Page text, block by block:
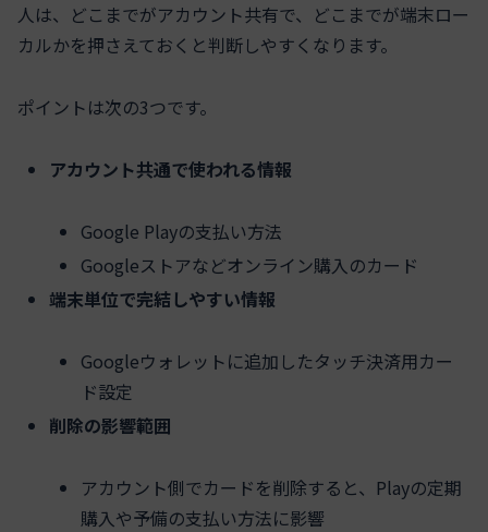
人は、どこまでがアカウント共有で、どこまでが端末ロー
カルかを押さえておくと判断しやすくなります。
ポイントは次の3つです。
アカウント共通で使われる情報
Google Playの支払い方法
Googleストアなどオンライン購入のカード
端末単位で完結しやすい情報
Googleウォレットに追加したタッチ決済用カー
ド設定
削除の影響範囲
アカウント側でカードを削除すると、Playの定期
購入や予備の支払い方法に影響